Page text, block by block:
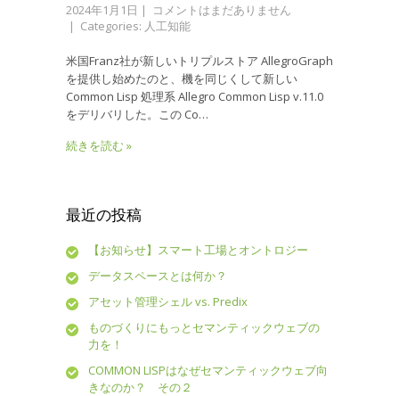
2024年1月1日 |
コメントはまだありません
| Categories: 人工知能
米国Franz社が新しいトリプルストア AllegroGraph
を提供し始めたのと、機を同じくして新しい
Common Lisp 処理系 Allegro Common Lisp v.11.0
をデリバリした。この Co…
続きを読む »
最近の投稿
【お知らせ】スマート工場とオントロジー
データスペースとは何か？
アセット管理シェル vs. Predix
ものづくりにもっとセマンティックウェブの
力を！
COMMON LISPはなぜセマンティックウェブ向
きなのか？ その２